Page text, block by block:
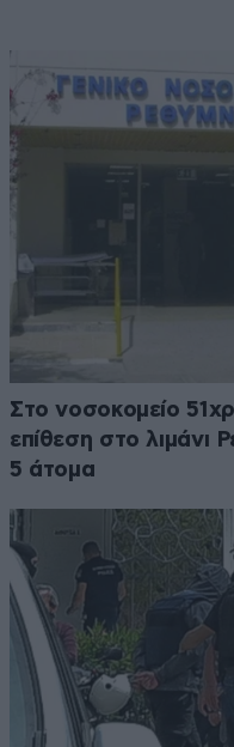
Στο νοσοκομείο
επίθεση στο λιμάνι
5 άτομα